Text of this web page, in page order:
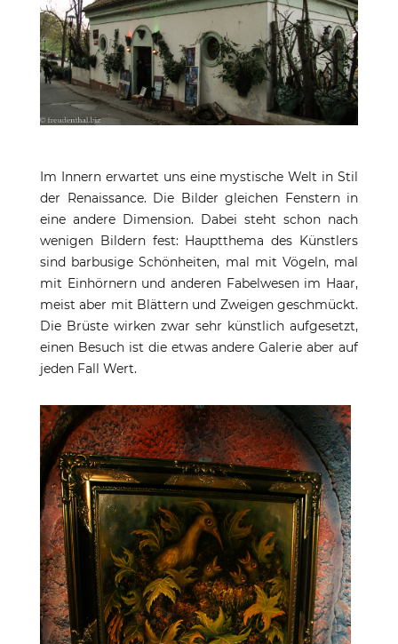
Im Innern erwartet uns eine mystische Welt in Stil
der Renaissance. Die Bilder gleichen Fenstern in
eine andere Dimension. Dabei steht schon nach
wenigen Bildern fest: Hauptthema des Künstlers
sind barbusige Schönheiten, mal mit Vögeln, mal
mit Einhörnern und anderen Fabelwesen im Haar,
meist aber mit Blättern und Zweigen geschmückt.
Die Brüste wirken zwar sehr künstlich aufgesetzt,
einen Besuch ist die etwas andere Galerie aber auf
jeden Fall Wert.